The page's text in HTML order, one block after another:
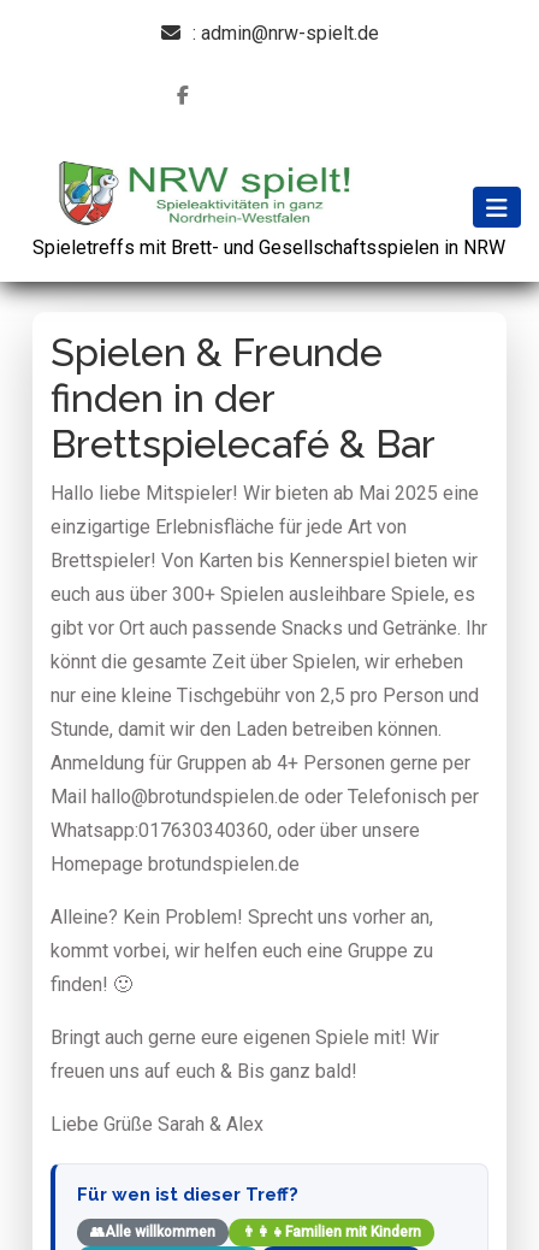
: admin@nrw-spielt.de
Spieletreffs mit Brett- und Gesellschaftsspielen in NRW
Spielen & Freunde
finden in der
Brettspielecafé & Bar
Hallo liebe Mitspieler! Wir bieten ab Mai 2025 eine
einzigartige Erlebnisfläche für jede Art von
Brettspieler! Von Karten bis Kennerspiel bieten wir
euch aus über 300+ Spielen ausleihbare Spiele, es
gibt vor Ort auch passende Snacks und Getränke. Ihr
könnt die gesamte Zeit über Spielen, wir erheben
nur eine kleine Tischgebühr von 2,5 pro Person und
Stunde, damit wir den Laden betreiben können.
Anmeldung für Gruppen ab 4+ Personen gerne per
Mail hallo@brotundspielen.de oder Telefonisch per
Whatsapp:017630340360, oder über unsere
Homepage brotundspielen.de
Alleine? Kein Problem! Sprecht uns vorher an,
kommt vorbei, wir helfen euch eine Gruppe zu
finden! 🙂
Bringt auch gerne eure eigenen Spiele mit! Wir
freuen uns auf euch & Bis ganz bald!
Liebe Grüße Sarah & Alex
Für wen ist dieser Treff?
👥Alle willkommen 👨‍👩‍👧 Familien mit Kindern